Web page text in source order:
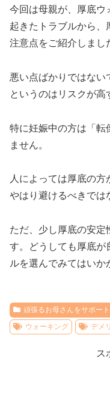
今回は母親が、厚底ウ
起きたトラブルから、
注意点をご紹介しまし
悪い点ばかりではない
というのはリスクが高
特に妊娠中の方は「転
ません。
人によっては厚底の
やはり避けるべきでは
ただ、少し厚底の安定
す。どうしても厚底が
ルを選んでみてはいか
頑張るお母さんをサポー
ウォーキング
デメ
ス